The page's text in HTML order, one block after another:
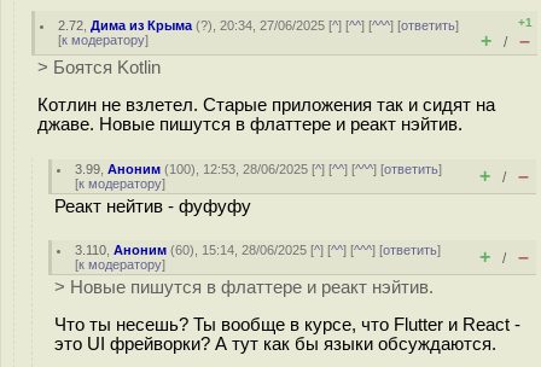
2.72 ,Дима из Крыма (?), 20:34, 27/06/2025 [^] [^^] [^^^] [ответить]
[к модератору]
+1
+ / –
> Боятся Kotlin
Котлин не взлетел. Старые приложения так и сидят на
джаве. Новые пишутся в флаттере и реакт нэйтив.
3.99 ,Аноним (100), 12:53, 28/06/2025 [^] [^^] [^^^] [ответить]
[к модератору] + / –
Реакт нейтив - фуфуфу
3.110 ,Аноним (60), 15:14, 28/06/2025 [^] [^^] [^^^] [ответить]
[к модератору] + / –
> Новые пишутся в флаттере и реакт нэйтив.
Что ты несешь? Ты вообще в курсе, что Flutter и React -
это UI фрейворки? А тут как бы языки обсуждаются.